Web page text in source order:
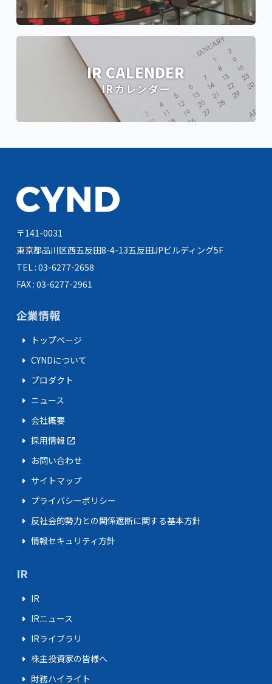
IR CALENDER
IRカレンダー
〒141-0031
東京都品川区西五反田8-4-13五反田JPビルディング5F
TEL : 03-6277-2658
FAX : 03-6277-2961
企業情報
arrow_right トップページ
arrow_right CYNDについて
arrow_right プロダクト
arrow_right ニュース
arrow_right 会社概要
arrow_right 採用情報 open_in_new
arrow_right お問い合わせ
arrow_right サイトマップ
arrow_right プライバシーポリシー
arrow_right 反社会的勢力との関係遮断に関する基本方針
arrow_right 情報セキュリティ方針
IR
arrow_right IR
arrow_right IRニュース
arrow_right IRライブラリ
arrow_right 株主投資家の皆様へ
arrow_right 財務ハイライト